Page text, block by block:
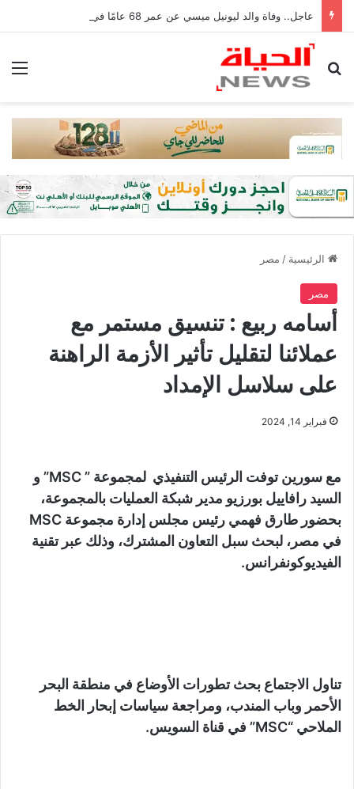
عاجل.. وفاة والد ليونيل ميسي عن عمر 68 عامًا في الأرجنتين
بحث عن
الرئيسية / مصر
مصر
أسامه ربيع : تنسيق مستمر مع
عملائنا لتقليل تأثير الأزمة الراهنة
على سلاسل الإمداد
فبراير 14, 2024
مع سورين توفت الرئيس التنفيذي لمجموعة ” MSC” و
السيد رافاييل بورزيو مدير شبكة العمليات بالمجموعة،
بحضور طارق فهمي رئيس مجلس إدارة مجموعة MSC
في مصر، لبحث سبل التعاون المشترك، وذلك عبر تقنية
الفيديوكونفرانس.
تناول الاجتماع بحث تطورات الأوضاع في منطقة البحر
الأحمر وباب المندب، ومراجعة سياسات إبحار الخط
الملاحي “MSC” في قناة السويس.